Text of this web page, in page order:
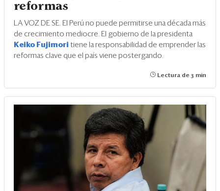
reformas
LA VOZ DE SE. El Perú no puede permitirse una década más
de crecimiento mediocre. El gobierno de la presidenta
Keiko Fujimori tiene la responsabilidad de emprender las
reformas clave que el país viene postergando.
Lectura de 3 min